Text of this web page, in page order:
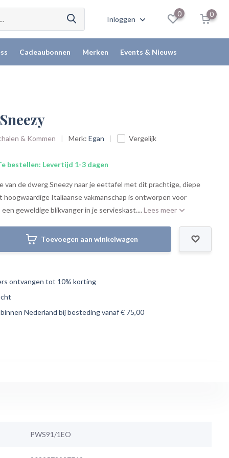
Inloggen
0 0
Cadeaubonnen Merken Events & Nieuws
& Kommen Merk:Egan Vergelijk
bestellen: Levertijd 1-3 dagen
van de dwerg Sneezy naar je eettafel met dit prachtige, diepe
hoogwaardige Italiaanse vakmanschap is ontworpen voor
een geweldige blikvanger in je servieskast....Lees meer
Toevoegen aan winkelwagen
ontvangen tot 10% korting
Nederland bij besteding vanaf € 75,00
PWS91/1EO